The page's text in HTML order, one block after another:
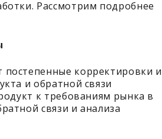
Рассмотрим подробнее
корректировки и
и обратной связи
к требованиям рынка в
связи и анализа